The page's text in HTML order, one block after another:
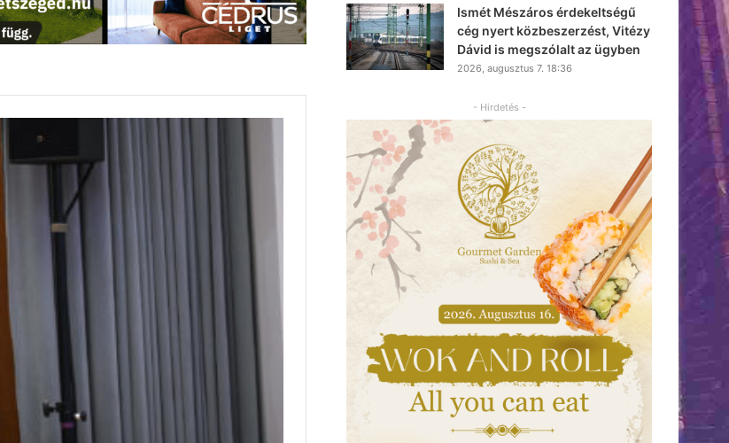
Ismét Mészáros érdekeltségű
cég nyert közbeszerzést, Vitézy
Dávid is megszólalt az ügyben
2026, augusztus 7. 18:36
- Hirdetés -